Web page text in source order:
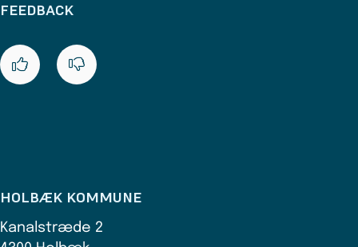
FEEDBACK
HOLBÆK KOMMUNE
Kanalstræde 2